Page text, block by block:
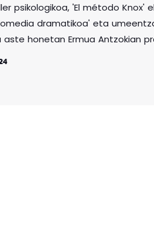
psikologikoa, 'El método Knox'
dramatikoa' eta
aste honetan Ermua Antzokian
zuzendariaren 'Salve María'